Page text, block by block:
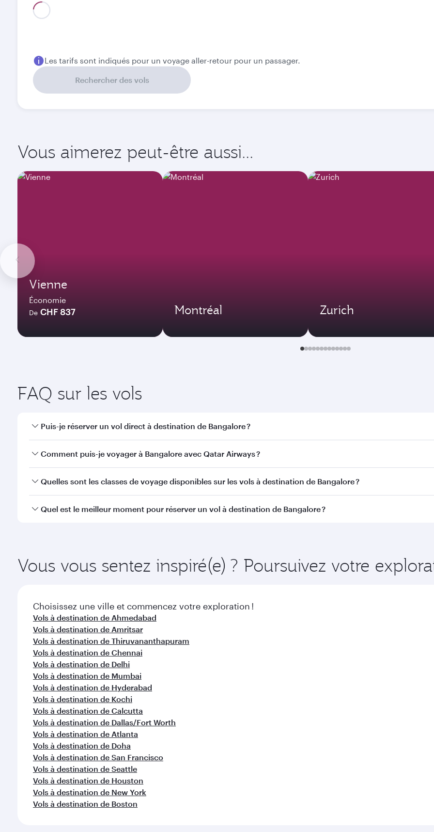
Les tarifs sont indiqués pour un voyage aller-retour pour un passager.
Rechercher des vols
Vous aimerez peut-être aussi...
Vienne
Économie
De CHF 837 Montréal Zurich
FAQ sur les vols
Puis-je réserver un vol direct à destination de Bangalore ?
Oui, Qatar Airways opère des vols directs vers Bangalore. Recherchez les vols depuis notre page d'accueil
Comment puis-je voyager à Bangalore avec Qatar Airways ?
Vous pouvez voyager directement à Bangalore avec Qatar Airways. Nous desservons plus de 150
Quelles sont les classes de voyage disponibles sur les vols à destination de Bangalore ?
La disponibilité des classes de voyage dépend de l'itinéraire et de la compagnie aérienne opérant le vol. Sur
Quel est le meilleur moment pour réserver un vol à destination de Bangalore ?
Vous vous sentez inspiré(e) ? Poursuivez votre
Choisissez une ville et commencez votre exploration !
Vols à destination de Ahmedabad
Vols à destination de Amritsar
Vols à destination de Thiruvananthapuram
Vols à destination de Chennai
Vols à destination de Delhi
Vols à destination de Mumbai
Vols à destination de Hyderabad
Vols à destination de Kochi
Vols à destination de Calcutta
Vols à destination de Dallas/Fort Worth
Vols à destination de Atlanta
Vols à destination de Doha
Vols à destination de San Francisco
Vols à destination de Seattle
Vols à destination de Houston
Vols à destination de New York
Vols à destination de Boston